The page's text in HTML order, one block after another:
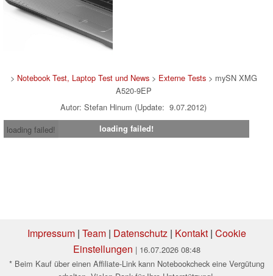
> Notebook Test, Laptop Test und News> Externe Tests> mySN XMG
A520-9EP
Autor: Stefan Hinum (Update: 9.07.2012)
loading failed!
loading failed!
Impressum| Team| Datenschutz | Kontakt| Cookie
Einstellungen | 16.07.2026 08:48
* Beim Kauf über einen Affiliate-Link kann Notebookcheck eine Vergütung